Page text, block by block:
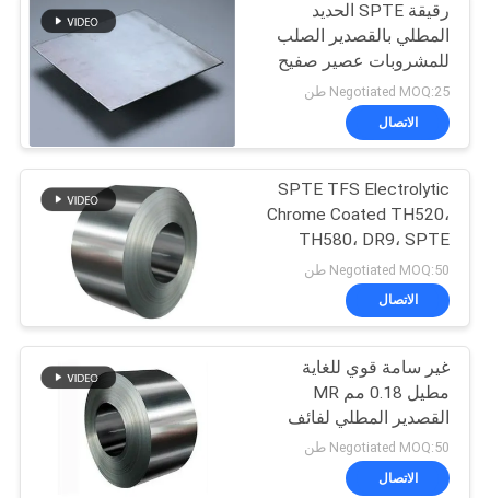
خالى من القصدير
الصلب
16
صفيح مطبوع
13
رقيقة SPTE الحديد
المطلي بالقصدير الصلب
للمشروبات عصير صفيح
لفائف وصفائح SPT
Negotiated MOQ:25 طن
الاتصال
SPTE TFS Electrolytic
Chrome Coated TH520،
TH580، DR9، SPTE
لفائف الصلب الصفيح
Negotiated MOQ:50 طن
الاتصال
غير سامة قوي للغاية
مطيل 0.18 مم MR
القصدير المطلي لفائف
الصفيح الصلب صفيح
SPTE TFS
Negotiated MOQ:50 طن
الاتصال